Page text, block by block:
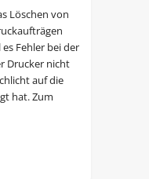
Löschen von
Fehler bei der
Drucker nicht
auf die
hat. Zum